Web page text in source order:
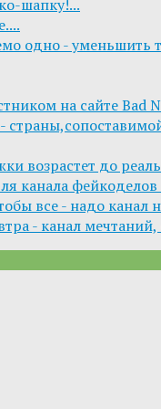
шапку!...
одно - уменьшить
на сайте Bad
возрастет до
канала фейкоделов
все - надо канал
- канал мечтаний,